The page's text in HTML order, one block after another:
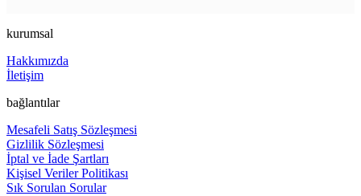
kurumsal
Hakkımızda
İletişim
bağlantılar
Mesafeli Satış Sözleşmesi
Gizlilik Sözleşmesi
İptal ve İade Şartları
Kişisel Veriler Politikası
Sık Sorulan Sorular